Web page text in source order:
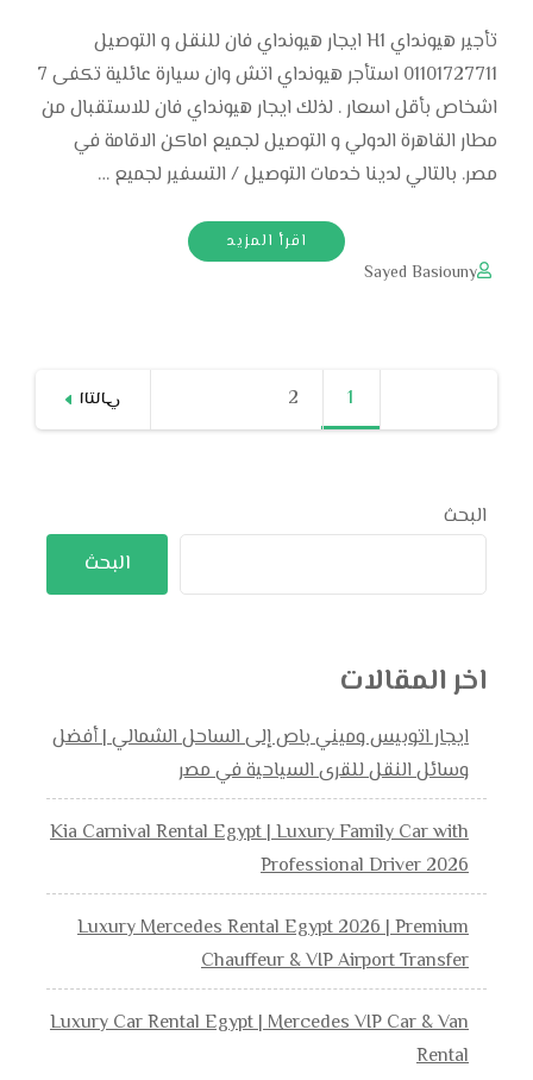
تأجير هيونداي H1 ايجار هيونداي فان للنقل و التوصيل
01101727711 استأجر هيونداي اتش وان سيارة عائلية تكفى 7
اشخاص بأقل اسعار . لذلك ايجار هيونداي فان للاستقبال من
مطار القاهرة الدولي و التوصيل لجميع اماكن الاقامة في
مصر. بالتالي لدينا خدمات التوصيل / التسفير لجميع …
اقرأ المزيد
Sayed Basiouny
pagination
1 صفحة2 التالي
البحث
البحث
اخر المقالات
ايجار اتوبيس وميني باص إلى الساحل الشمالي | أفضل
وسائل النقل للقرى السياحية في مصر
Kia Carnival Rental Egypt | Luxury Family Car with
Professional Driver 2026
Luxury Mercedes Rental Egypt 2026 | Premium
Chauffeur & VIP Airport Transfer
Luxury Car Rental Egypt | Mercedes VIP Car & Van
Rental